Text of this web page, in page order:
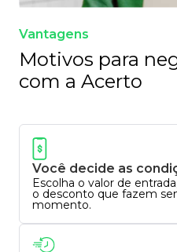
Você decide as
Escolha o valor de
o desconto que fazem
momento.
Vantagens
Motivos para
com a Acerto